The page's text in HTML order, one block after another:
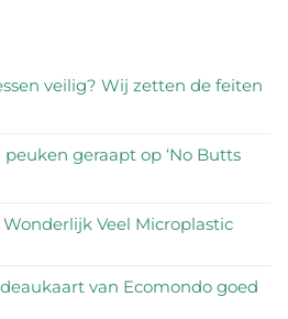
veilig? Wij zetten de feiten
geraapt op ‘No Butts
Veel Microplastic
van Ecomondo goed